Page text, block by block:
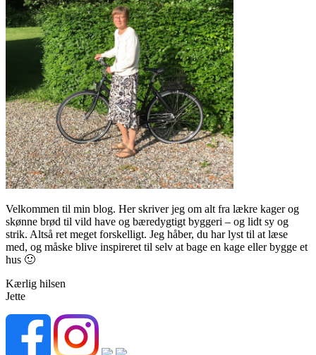
Velkommen til min blog. Her skriver jeg om alt fra lækre kager og
skønne brød til vild have og bæredygtigt byggeri – og lidt sy og
strik. Altså ret meget forskelligt. Jeg håber, du har lyst til at læse
med, og måske blive inspireret til selv at bage en kage eller bygge et
hus 🙂
Kærlig hilsen
Jette